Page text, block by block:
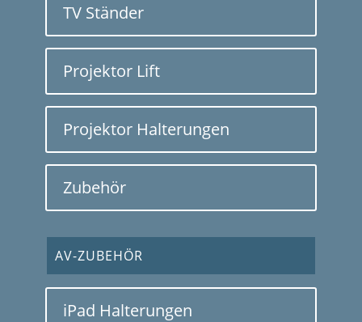
TV Ständer
Projektor Lift
Projektor Halterungen
Zubehör
AV-ZUBEHÖR
iPad Halterungen